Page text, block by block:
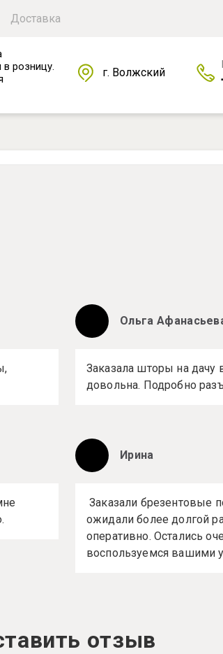
Доставка
розницу.
г. Волжский
Ольга
Заказала шторы на дачу
довольна. Подробно
Ирина
Заказали брезентовые
ожидали более долгой
оперативно. Остались
воспользуемся вашими
отзыв